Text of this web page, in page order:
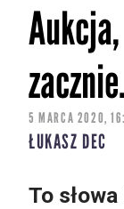
5 MARCA 2020,
ŁUKASZ DEC
To